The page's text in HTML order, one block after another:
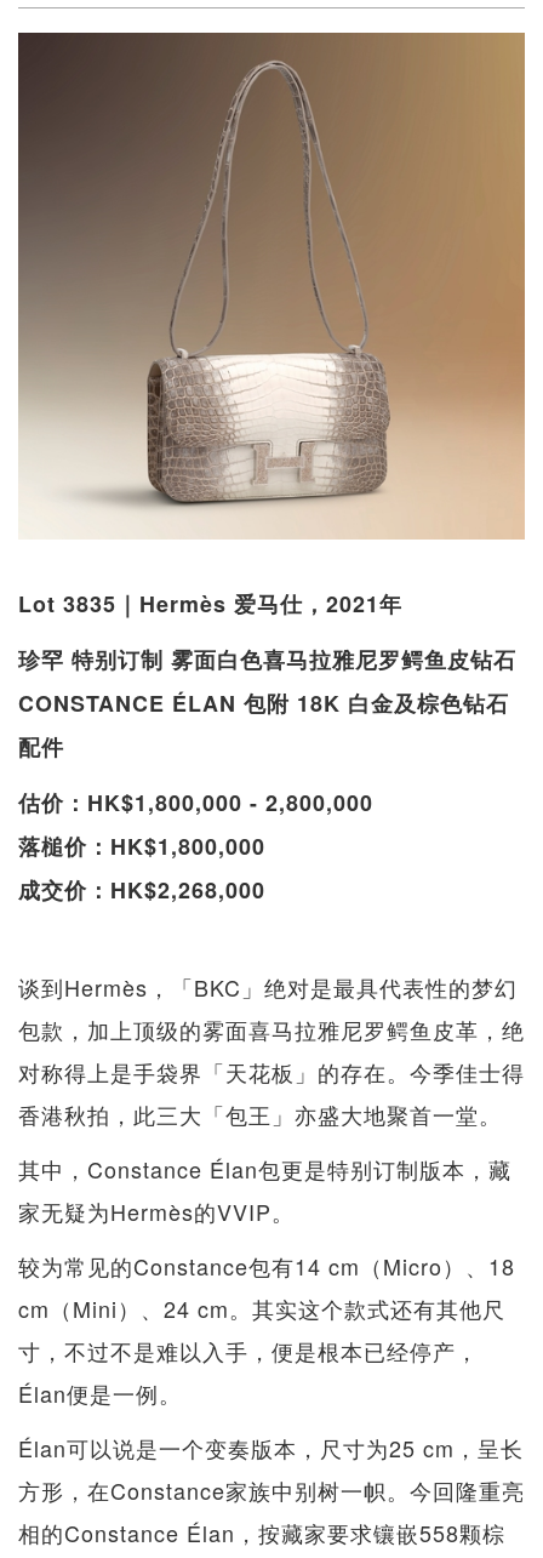
Lot 3835｜Hermès 爱马仕，2021年
珍罕 特别订制 雾面白色喜马拉雅尼罗鳄鱼皮钻石
CONSTANCE ÉLAN 包附 18K 白金及棕色钻石
配件
估价：HK$1,800,000 - 2,800,000
落槌价：HK$1,800,000
成交价：HK$2,268,000
谈到Hermès，「BKC」绝对是最具代表性的梦幻
包款，加上顶级的雾面喜马拉雅尼罗鳄鱼皮革，绝
对称得上是手袋界「天花板」的存在。今季佳士得
香港秋拍，此三大「包王」亦盛大地聚首一堂。
其中，Constance Élan包更是特别订制版本，藏
家无疑为Hermès的VVIP。
较为常见的Constance包有14 cm（Micro）、18
cm（Mini）、24 cm。其实这个款式还有其他尺
寸，不过不是难以入手，便是根本已经停产，
Élan便是一例。
Élan可以说是一个变奏版本，尺寸为25 cm，呈长
方形，在Constance家族中别树一帜。今回隆重亮
相的Constance Élan，按藏家要求镶嵌558颗棕